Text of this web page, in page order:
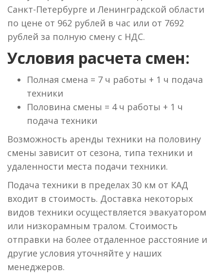
Санкт-Петербурге и Ленинградской области
по цене от 962 рублей в час или от 7692
рублей за полную смену с НДС.
Условия расчета смен:
Полная смена = 7 ч работы + 1 ч подача
техники
Половина смены = 4 ч работы + 1 ч
подача техники
Возможность аренды техники на половину
смены зависит от сезона, типа техники и
удаленности места подачи техники.
Подача техники в пределах 30 км от КАД
входит в стоимость. Доставка некоторых
видов техники осуществляется эвакуатором
или низкорамным тралом. Стоимость
отправки на более отдаленное расстояние и
другие условия уточняйте у наших
менеджеров.